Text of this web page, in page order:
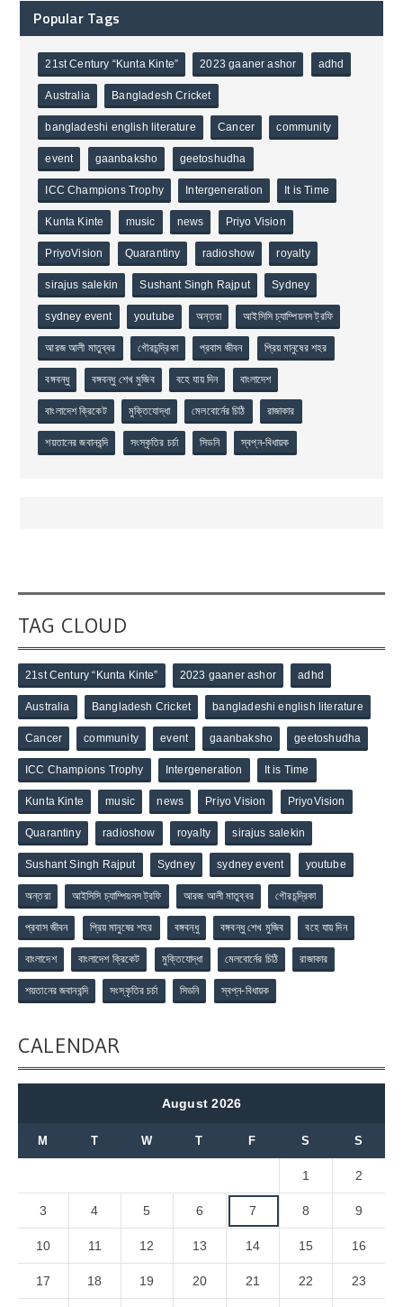
Popular Tags
21st Century “Kunta Kinte” 2023 gaaner ashor adhd
Australia Bangladesh Cricket
bangladeshi english literature Cancer community
event gaanbaksho geetoshudha
ICC Champions Trophy Intergeneration It is Time
Kunta Kinte music news Priyo Vision
PriyoVision Quarantiny radioshow royalty
sirajus salekin Sushant Singh Rajput Sydney
sydney event youtube অন্তরা আইসিসি চ্যাম্পিয়নস ট্রফি
আরজ আলী মাতুব্বর গৌরচন্দ্রিকা প্রবাস জীবন প্রিয় মানুষের শহর
বঙ্গবন্ধু বঙ্গবন্ধু শেখ মুজিব বহে যায় দিন বাংলাদেশ
বাংলাদেশ ক্রিকেট মুক্তিযোদ্ধা মেলবোর্নের চিঠি রাজাকার
শয়তানের জবানবন্দি সংস্কৃতির চর্চা সিডনি স্বপ্ন-বিধায়ক
TAG CLOUD
21st Century “Kunta Kinte” 2023 gaaner ashor adhd
Australia Bangladesh Cricket bangladeshi english literature
Cancer community event gaanbaksho geetoshudha
ICC Champions Trophy Intergeneration It is Time
Kunta Kinte music news Priyo Vision PriyoVision
Quarantiny radioshow royalty sirajus salekin
Sushant Singh Rajput Sydney sydney event youtube
অন্তরা আইসিসি চ্যাম্পিয়নস ট্রফি আরজ আলী মাতুব্বর গৌরচন্দ্রিকা
প্রবাস জীবন প্রিয় মানুষের শহর বঙ্গবন্ধু বঙ্গবন্ধু শেখ মুজিব বহে যায় দিন
বাংলাদেশ বাংলাদেশ ক্রিকেট মুক্তিযোদ্ধা মেলবোর্নের চিঠি রাজাকার
শয়তানের জবানবন্দি সংস্কৃতির চর্চা সিডনি স্বপ্ন-বিধায়ক
CALENDAR
August 2026
M T W T F S S
1 2
3 4 5 6 7 8 9
10 11 12 13 14 15 16
17 18 19 20 21 22 23